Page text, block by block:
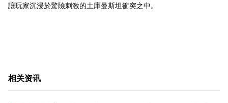
讓玩家沉浸於驚險刺激的土庫曼斯坦衝突之中。
相关资讯